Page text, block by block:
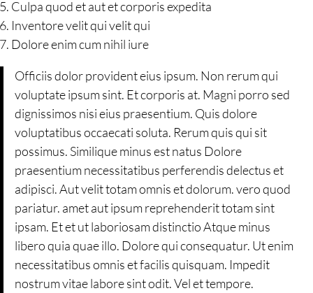
Culpa quod et aut et corporis expedita
Inventore velit qui velit qui
Dolore enim cum nihil iure
Officiis dolor provident eius ipsum. Non rerum qui
voluptate ipsum sint. Et corporis at. Magni porro sed
dignissimos nisi eius praesentium. Quis dolore
voluptatibus occaecati soluta. Rerum quis qui sit
possimus. Similique minus est natus Dolore
praesentium necessitatibus perferendis delectus et
adipisci. Aut velit totam omnis et dolorum. vero quod
pariatur. amet aut ipsum reprehenderit totam sint
ipsam. Et et ut laboriosam distinctio Atque minus
libero quia quae illo. Dolore qui consequatur. Ut enim
necessitatibus omnis et facilis quisquam. Impedit
nostrum vitae labore sint odit. Vel et tempore.